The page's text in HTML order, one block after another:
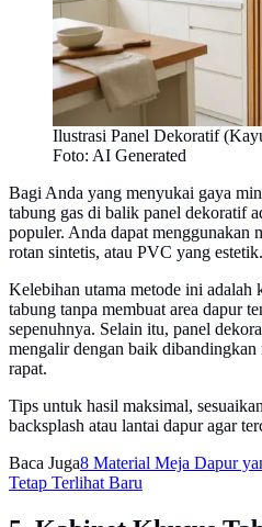
Ilustrasi Panel Dekoratif
Foto: AI Generated
Bagi Anda yang menyukai gaya
tabung gas di balik panel dekoratif
populer. Anda dapat menggunakan
rotan sintetis, atau PVC yang estetik.
Kelebihan utama metode ini adalah
tabung tanpa membuat area dapur
sepenuhnya. Selain itu, panel
mengalir dengan baik
rapat.
Tips untuk hasil maksimal,
backsplash atau lantai dapur agar
Baca Juga8 Material Meja Dapur
Tetap Terlihat Baru